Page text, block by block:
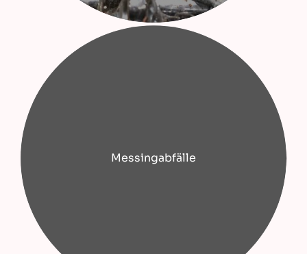
Messingabfälle